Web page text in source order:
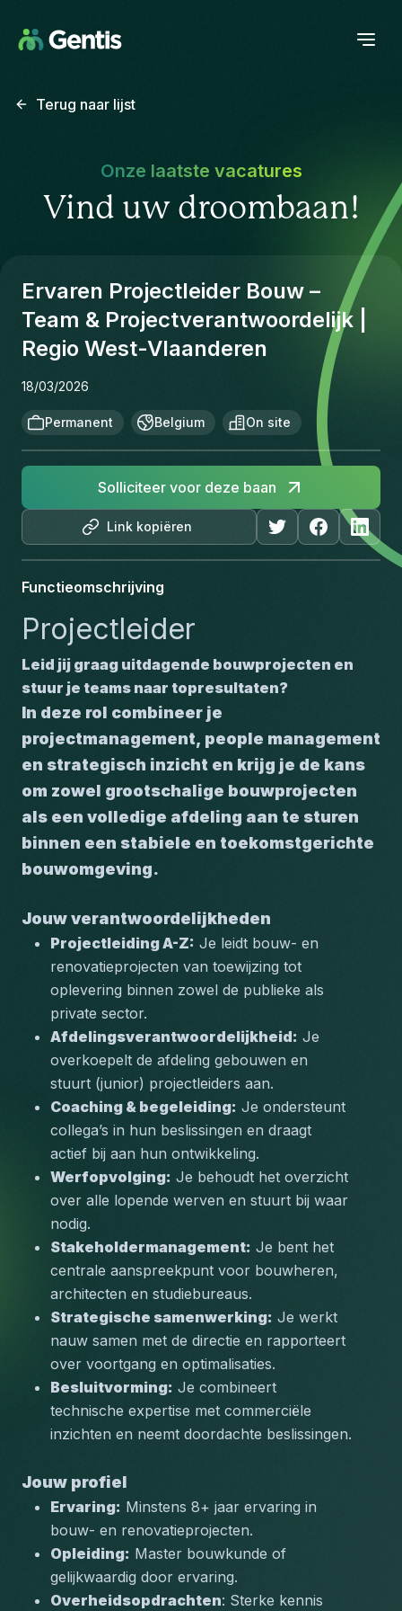
Terug naar lijst
Onze laatste vacatures
Vind uw droombaan!
Ervaren Projectleider Bouw –
Team & Projectverantwoordelijk |
Regio West-Vlaanderen
18/03/2026
Permanent Belgium On site
Link kopiëren
Solliciteer voor deze baan
Functieomschrijving
Projectleider
Leid jij graag uitdagende bouwprojecten en
stuur je teams naar topresultaten?
In deze rol combineer je
projectmanagement, people management
en strategisch inzicht en krijg je de kans
om zowel grootschalige bouwprojecten
als een volledige afdeling aan te sturen
binnen een stabiele en toekomstgerichte
bouwomgeving.
Jouw verantwoordelijkheden
Projectleiding A-Z: Je leidt bouw- en
renovatieprojecten van toewijzing tot
oplevering binnen zowel de publieke als
private sector.
Afdelingsverantwoordelijkheid: Je
overkoepelt de afdeling gebouwen en
stuurt (junior) projectleiders aan.
Coaching & begeleiding: Je ondersteunt
collega’s in hun beslissingen en draagt
actief bij aan hun ontwikkeling.
Werfopvolging: Je behoudt het overzicht
over alle lopende werven en stuurt bij waar
nodig.
Stakeholdermanagement: Je bent het
centrale aanspreekpunt voor bouwheren,
architecten en studiebureaus.
Strategische samenwerking: Je werkt
nauw samen met de directie en rapporteert
over voortgang en optimalisaties.
Besluitvorming: Je combineert
technische expertise met commerciële
inzichten en neemt doordachte beslissingen.
Jouw profiel
Ervaring: Minstens 8+ jaar ervaring in
bouw- en renovatieprojecten.
Opleiding: Master bouwkunde of
gelijkwaardig door ervaring.
Overheidsopdrachten: Sterke kennis